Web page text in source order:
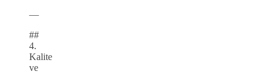
—
##
4.
Kalite
ve